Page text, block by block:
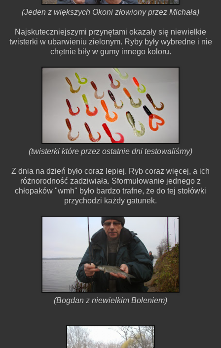
(Jeden z większych Okoni złowiony przez Michała)
Najskuteczniejszymi przynętami okazały się niewielkie
twisterki w ubarwieniu zielonym. Ryby były wybredne i nie
chętnie biły w gumy innego koloru.
(twisterki które przez ostatnie dni testowaliśmy)
Z dnia na dzień było coraz lepiej. Ryb coraz więcej, a ich
różnorodność zadziwiała. Sformułowanie jednego z
chłopaków "wmh" było bardzo trafne, że do tej stołówki
przychodzi każdy gatunek.
(Bogdan z niewielkim Boleniem)